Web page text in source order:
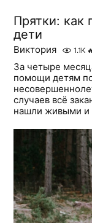
Прятки: как
дети
Виктория 1.1K
За четыре
помощи детям
случаев всё
нашли живыми и